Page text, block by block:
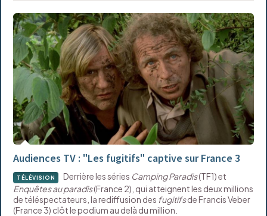
Audiences TV : "Les fugitifs" captive sur France 3
TÉLÉVISION Derrière les séries Camping Paradis(TF1) et
Enquêtes au paradis(France 2), qui atteignent les deux millions
de téléspectateurs, la rediffusion des fugitifsde Francis Veber
(France 3) clôt le podium au delà du million.